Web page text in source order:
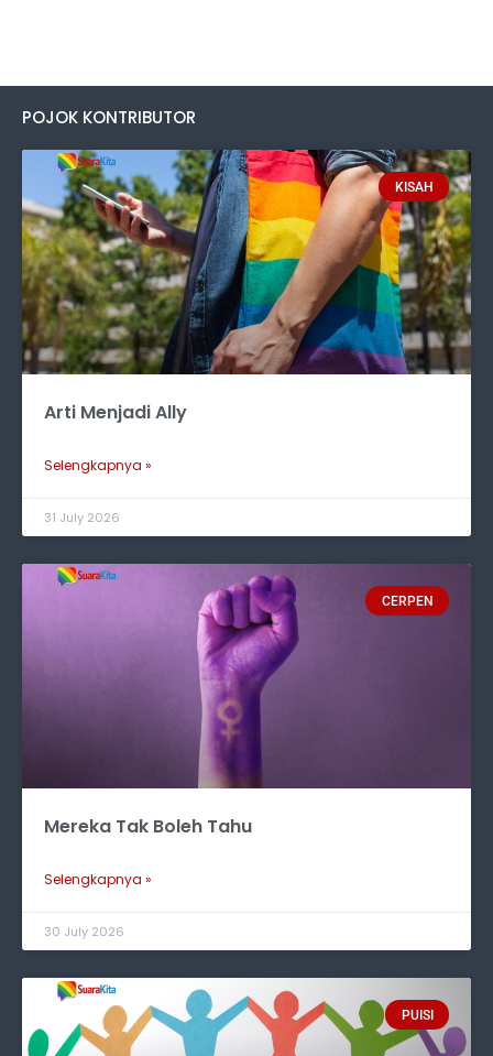
POJOK KONTRIBUTOR
KISAH
Arti Menjadi Ally
Selengkapnya »
31 July 2026
CERPEN
Mereka Tak Boleh Tahu
Selengkapnya »
30 July 2026
PUISI